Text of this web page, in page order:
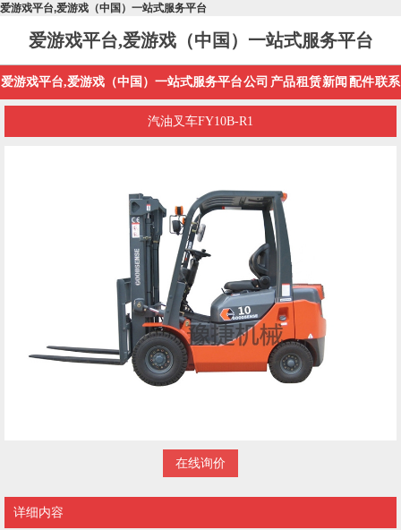
爱游戏平台,爱游戏（中国）一站式服务平台
爱游戏平台,爱游戏（中国）一站式服务平台
爱游戏平台,爱游戏（中国）一站式服务平台公司 产品租赁新闻 配件联系
汽油叉车FY10B-R1
在线询价
详细内容